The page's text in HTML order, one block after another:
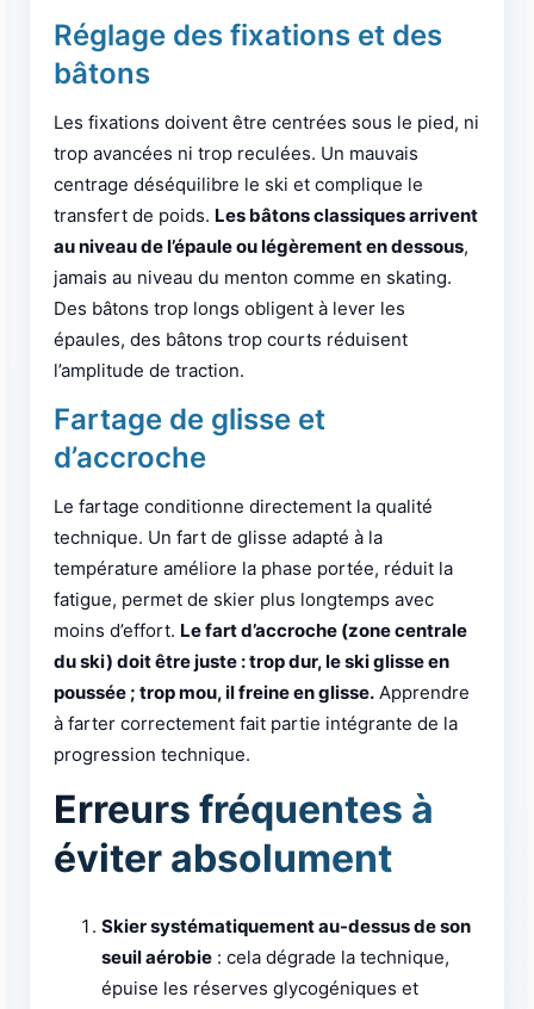
Réglage des fixations et des
bâtons
Les fixations doivent être centrées sous le pied, ni
trop avancées ni trop reculées. Un mauvais
centrage déséquilibre le ski et complique le
transfert de poids. Les bâtons classiques arrivent
au niveau de l’épaule ou légèrement en dessous,
jamais au niveau du menton comme en skating.
Des bâtons trop longs obligent à lever les
épaules, des bâtons trop courts réduisent
l’amplitude de traction.
Fartage de glisse et
d’accroche
Le fartage conditionne directement la qualité
technique. Un fart de glisse adapté à la
température améliore la phase portée, réduit la
fatigue, permet de skier plus longtemps avec
moins d’effort. Le fart d’accroche (zone centrale
du ski) doit être juste : trop dur, le ski glisse en
poussée ; trop mou, il freine en glisse. Apprendre
à farter correctement fait partie intégrante de la
progression technique.
Erreurs fréquentes à
éviter absolument
Skier systématiquement au-dessus de son
seuil aérobie : cela dégrade la technique,
épuise les réserves glycogéniques et